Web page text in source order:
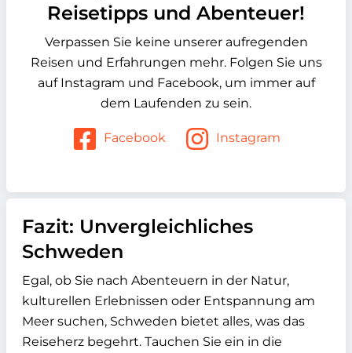
Reisetipps und Abenteuer!
Verpassen Sie keine unserer aufregenden
Reisen und Erfahrungen mehr. Folgen Sie uns
auf Instagram und Facebook, um immer auf
dem Laufenden zu sein.
Facebook Instagram
Fazit: Unvergleichliches
Schweden
Egal, ob Sie nach Abenteuern in der Natur,
kulturellen Erlebnissen oder Entspannung am
Meer suchen, Schweden bietet alles, was das
Reiseherz begehrt. Tauchen Sie ein in die